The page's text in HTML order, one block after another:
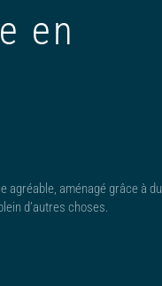
en
agréable, aménagé grâce à du
d’autres choses.